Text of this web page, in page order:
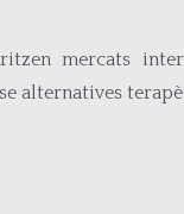
mercats
alternatives